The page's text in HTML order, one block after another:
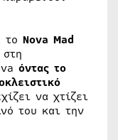
το Nova Mad
όντας το
να χτίζει
του και την